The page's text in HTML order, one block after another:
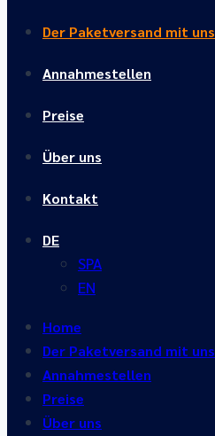
Der Paketversand mit uns
Annahmestellen
Preise
Über uns
Kontakt
DE
SPA
EN
Home
Der Paketversand mit uns
Annahmestellen
Preise
Über uns